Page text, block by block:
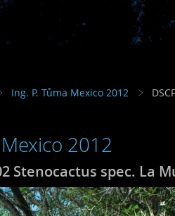
Ing. P. Tůma Mexico 2012
2012
Stenocactus spec. La